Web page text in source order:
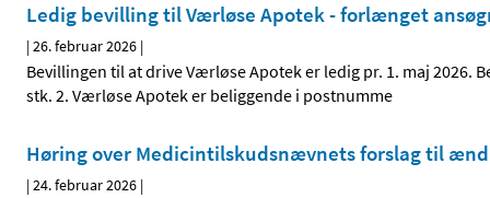
Ledig bevilling til Værløse Apotek - forlænget
|26. februar 2026 |
Bevillingen til at drive Værløse Apotek er ledig pr. 1. maj 2026.
stk. 2. Værløse Apotek er beliggende i postnumme
Høring over Medicintilskudsnævnets forslag til
|24. februar 2026 |